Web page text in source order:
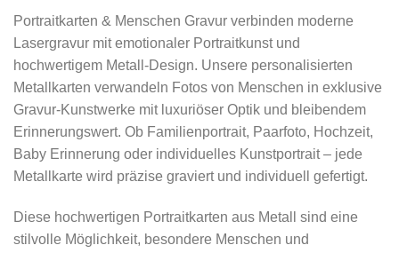
Portraitkarten & Menschen Gravur verbinden moderne
Lasergravur mit emotionaler Portraitkunst und
hochwertigem Metall-Design. Unsere personalisierten
Metallkarten verwandeln Fotos von Menschen in exklusive
Gravur-Kunstwerke mit luxuriöser Optik und bleibendem
Erinnerungswert. Ob Familienportrait, Paarfoto, Hochzeit,
Baby Erinnerung oder individuelles Kunstportrait – jede
Metallkarte wird präzise graviert und individuell gefertigt.
Diese hochwertigen Portraitkarten aus Metall sind eine
stilvolle Möglichkeit, besondere Menschen und